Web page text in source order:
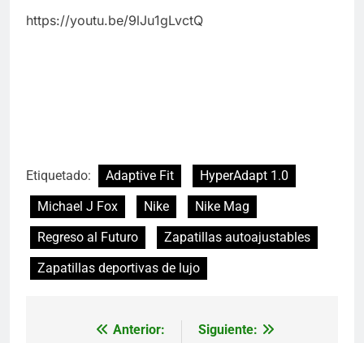
https://youtu.be/9lJu1gLvctQ
Etiquetado: Adaptive Fit
HyperAdapt 1.0
Michael J Fox
Nike
Nike Mag
Regreso al Futuro
Zapatillas autoajustables
Zapatillas deportivas de lujo
Navegación
Anterior:
Siguiente: